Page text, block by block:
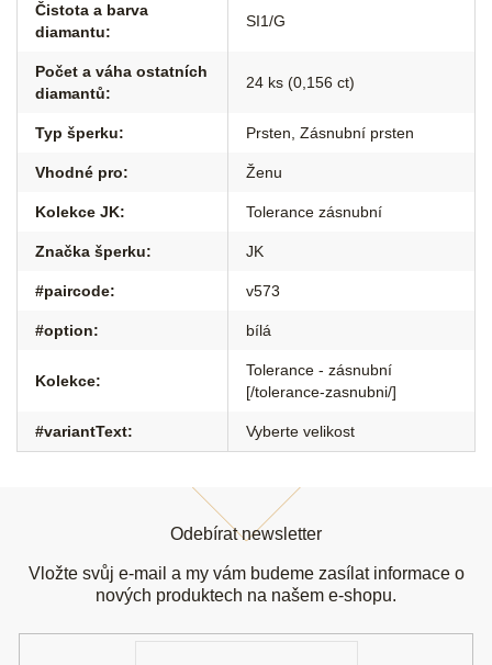
Čistota a barva
diamantu:
SI1/G
Počet a váha ostatních
diamantů:
24 ks (0,156 ct)
Typ šperku: Prsten Zásnubní prsten
Vhodné pro: Ženu
Kolekce JK: Tolerance zásnubní
Značka šperku: JK
#paircode: v573
#option: bílá
Kolekce:
Tolerance - zásnubní
[/tolerance-zasnubni/]
#variantText: Vyberte velikost
Odebírat newsletter
Vložte svůj e-mail a my vám budeme zasílat informace o
nových produktech na našem e-shopu.